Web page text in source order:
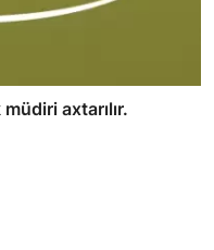
axtarılır.